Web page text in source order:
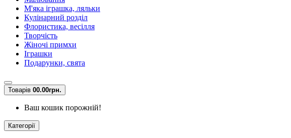
М'яка іграшка, ляльки
Кулінарний розділ
Флористика, весілля
Творчість
Жіночі примхи
Іграшки
Подарунки, свята
Товарів 00.00грн.
Ваш кошик порожній!
Категорії